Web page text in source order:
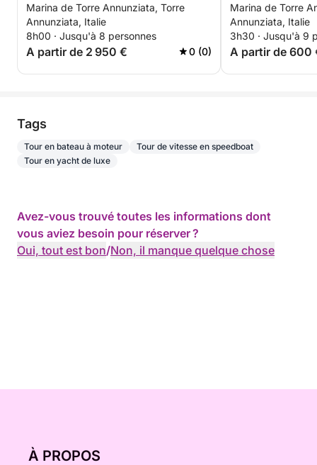
Marina de Torre Annunziata, Torre
Annunziata, Italie
8h00 · Jusqu'à 8 personnes
A partir de 2 950 € 0 (0)
gueules et une
Marina de Torre
Annunziata, Italie
3h30 · Jusqu'à 9
A partir de 600
Tags
Tour en bateau à moteur
Tour de vitesse en speedboat
Tour en yacht de luxe
Avez-vous trouvé toutes les informations dont
vous aviez besoin pour réserver ?
Oui, tout est bon/Non, il manque quelque chose
À PROPOS